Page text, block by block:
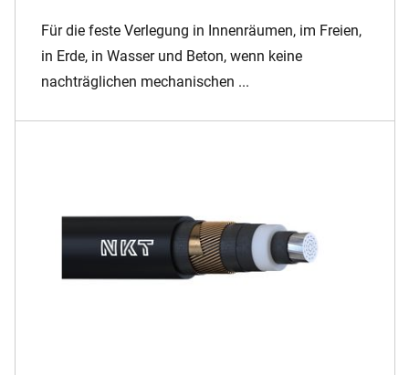
Für die feste Verlegung in Innenräumen, im Freien,
in Erde, in Wasser und Beton, wenn keine
nachträglichen mechanischen ...